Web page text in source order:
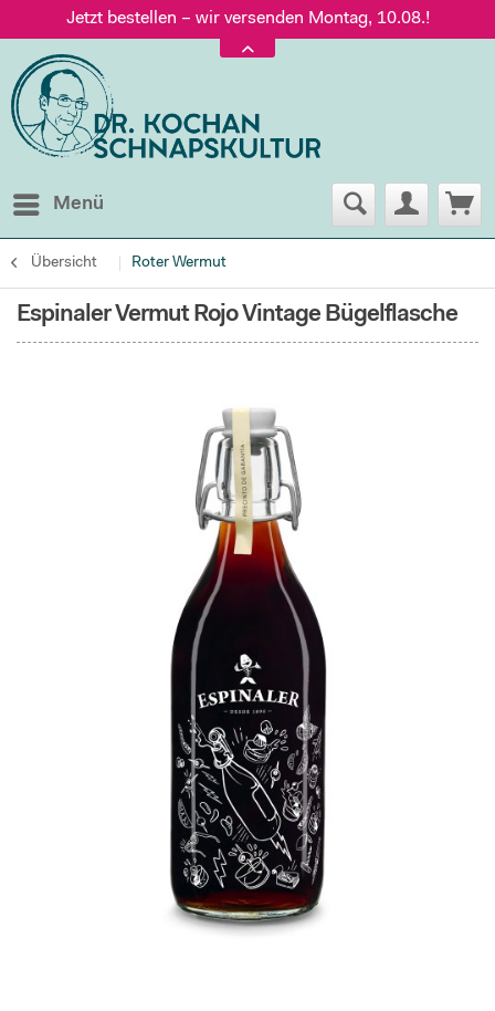
Jetzt bestellen – wir versenden Montag, 10.08.!
Versand nur 5,60 €, gratis ab 95 € Warenwert
Jetzt bestellen – wir versenden Montag, 10.08.!
Menü
Übersicht Roter Wermut
Espinaler Vermut Rojo Vintage Bügelflasche